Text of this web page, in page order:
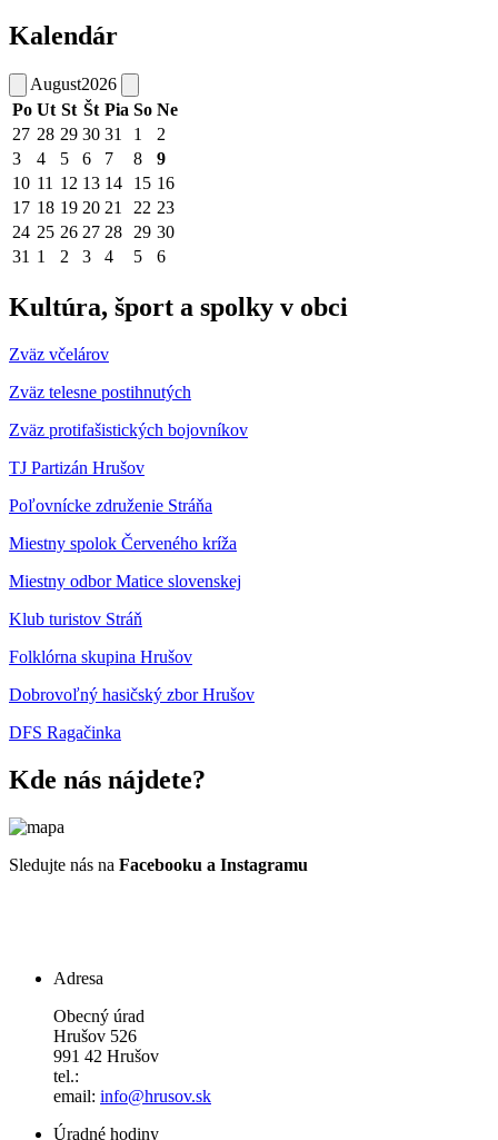
Kalendár
August2026
Po Ut St Št Pia So Ne
27 28 29 30 31 1
2
3
4 5 6 7 8
9
10 11 12 13 14 15 16
17 18 19 20 21 22 23
24 25 26 27 28 29 30
31 1 2 3 4 5 6
Kultúra, šport a spolky v obci
Zväz včelárov
Zväz telesne postihnutých
Zväz protifašistických bojovníkov
TJ Partizán Hrušov
Poľovnícke združenie Stráňa
Miestny spolok Červeného kríža
Miestny odbor Matice slovenskej
Klub turistov Stráň
Folklórna skupina Hrušov
Dobrovoľný hasičský zbor Hrušov
DFS Ragačinka
Kde nás nájdete?
Sledujte nás na Facebooku a Instagramu
Adresa
Obecný úrad
Hrušov 526
991 42 Hrušov
tel.:
email: info@hrusov.sk
Úradné hodiny